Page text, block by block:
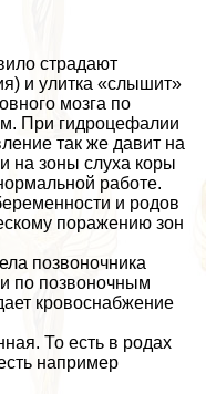
страдают
и улитка «слышит»
мозга по
При гидроцефалии
так же давит на
на зоны слуха коры
работе.
и родов
поражению зон
позвоночника
по позвоночным
кровоснабжение
То есть в родах
например